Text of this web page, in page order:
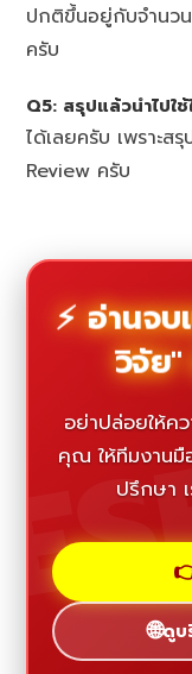
ปกติขึ้นอยู่กับจำนวน
ครับ
Q5: สรุปแล้วนำไปใ
ได้เลยครับ เพราะส
Review ครับ
⚡ อ่านจ
วิจัย"
อย่าปล่อยให้ค
คุณ ให้ทีมงานมื
ปรึกษา
🌐ดูบ